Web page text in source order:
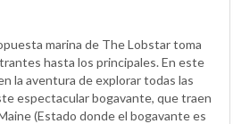
marina de The Lobstar toma
hasta los principales. En este
la aventura de explorar todas las
espectacular bogavante, que traen
(Estado donde el bogavante es